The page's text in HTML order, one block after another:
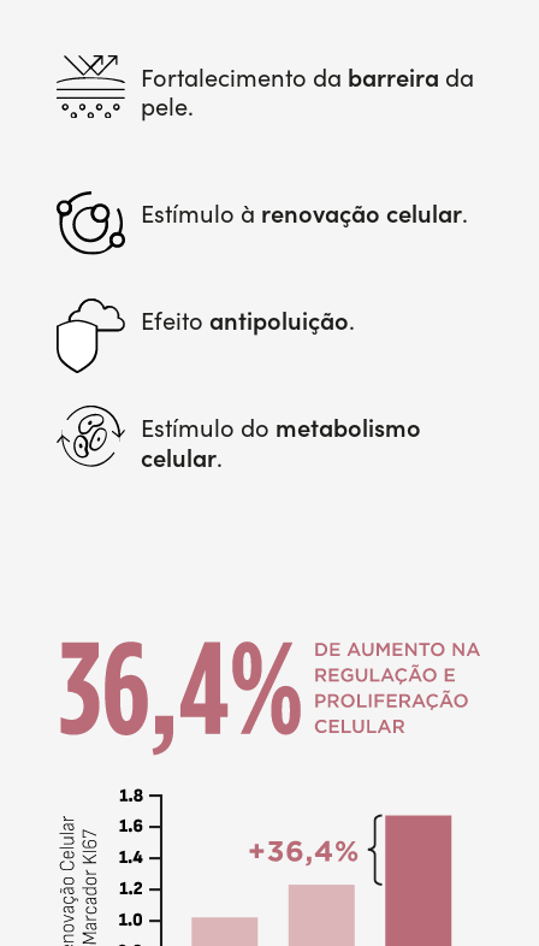
Fortalecimento da barreira da
pele.
Estímulo à renovação celular.
Efeito antipoluição.
Estímulo do metabolismo
celular.